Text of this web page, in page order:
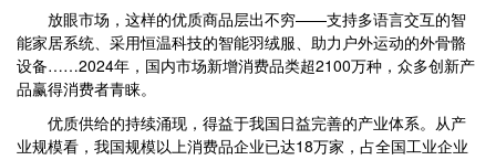
放眼市场，这样的优质商品层出不穷——支持多语言交互的智
能家居系统、采用恒温科技的智能羽绒服、助力户外运动的外骨骼
设备……2024年，国内市场新增消费品类超2100万种，众多创新产
品赢得消费者青睐。
优质供给的持续涌现，得益于我国日益完善的产业体系。从产
业规模看，我国规模以上消费品企业已达18万家，占全国工业企业